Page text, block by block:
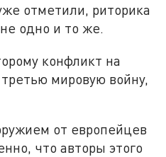
отметили, риторика
одно и то же.
конфликт на
мировую войну,
от европейцев
что авторы этого